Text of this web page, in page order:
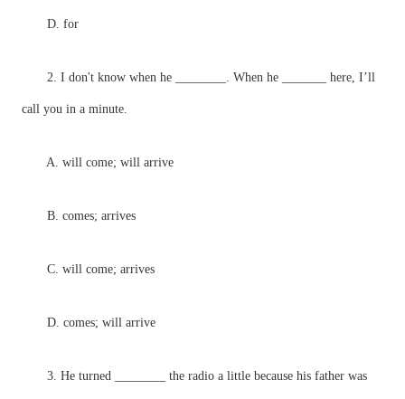
D. for
2. I don't know when he ________. When he _______ here, I’ll
call you in a minute.
A. will come; will arrive
B. comes; arrives
C. will come; arrives
D. comes; will arrive
3. He turned ________ the radio a little because his father was